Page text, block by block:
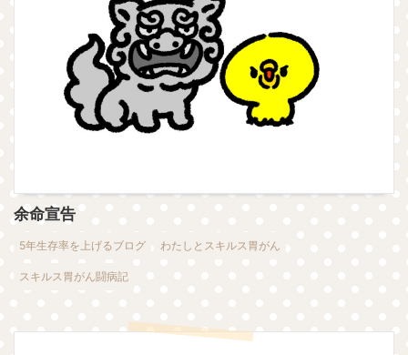
余命宣告
5年生存率を上げるブログ わたしとスキルス胃がん
スキルス胃がん闘病記